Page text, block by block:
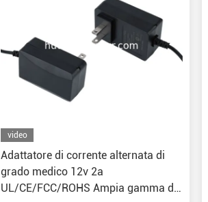
video
Adattatore di corrente alternata di
grado medico 12v 2a
UL/CE/FCC/ROHS Ampia gamma di